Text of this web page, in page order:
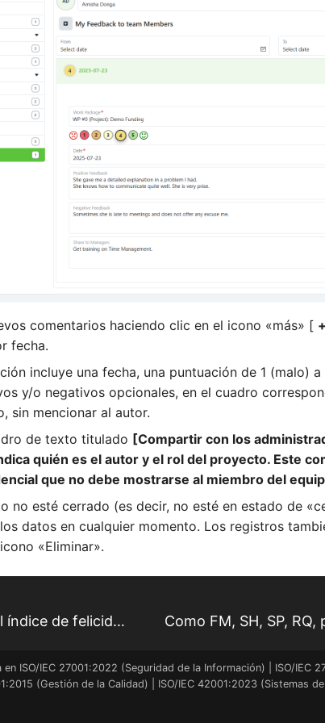
comentarios haciendo clic en el icono «más» [ +
fecha.
incluye una fecha, una puntuación de 1 (malo)
y/o negativos opcionales, en el cuadro
sin mencionar al autor.
de texto titulado [Compartir con los
quién es el autor y el rol del proyecto. Este
que no debe mostrarse al miembro del
no esté cerrado (es decir, no esté en estado de
datos en cualquier momento. Los registros
«Eliminar».
Como gerente de proyecto, puedo revisar el índice de felicidad del proyecto
ISO/IEC 27001:2022 (Seguridad de la Información) | ISO/IEC
(Gestión de la Calidad) | ISO/IEC 42001:2023 (Sistemas